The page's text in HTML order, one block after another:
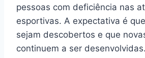
pessoas com deficiência nas
esportivas. A expectativa é
sejam descobertos e que
continuem a ser